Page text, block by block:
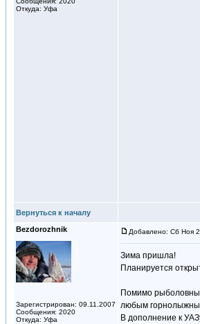
Откуда: Уфа
Вернуться к началу
Bezdorozhnik
Зарегистрирован: 09.11.2007
Сообщения: 2020
Откуда: Уфа
Добавлено: Сб Ноя
Зима пришла!
Планируется
Помимо
любым
В дополнение к